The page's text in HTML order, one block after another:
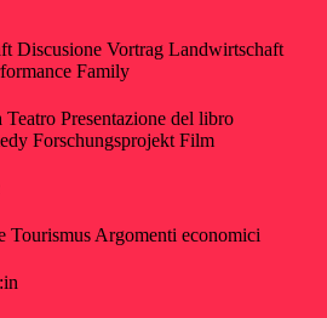
Discusione Vortrag Landwirtschaft
Family
Teatro Presentazione del libro
Forschungsprojekt Film
Tourismus Argomenti economici